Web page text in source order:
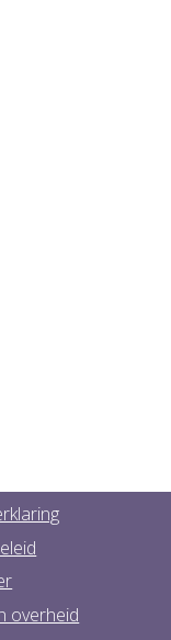
overheid